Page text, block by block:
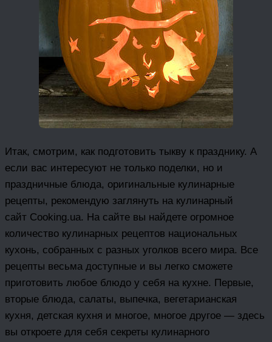
Итак, смотрим, как подготовить тыкву к празднику. А
если вас интересуют не только поделки, но и
праздничные блюда, оригинальные кулинарные
рецепты, рекомендую заглянуть на кулинарный
сайт Cooking.ua. На сайте вы найдете огромное
количество кулинарных рецептов национальных
кухонь, собранных с разных уголков всего мира. Все
рецепты весьма доступные и вы легко сможете
приготовить любое блюдо у себя на кухне. Первые,
вторые блюда, салаты, выпечка, вегетарианская
кухня, детская кухня и многое, многое другое — здесь
вы откроете для себя секреты кулинарного